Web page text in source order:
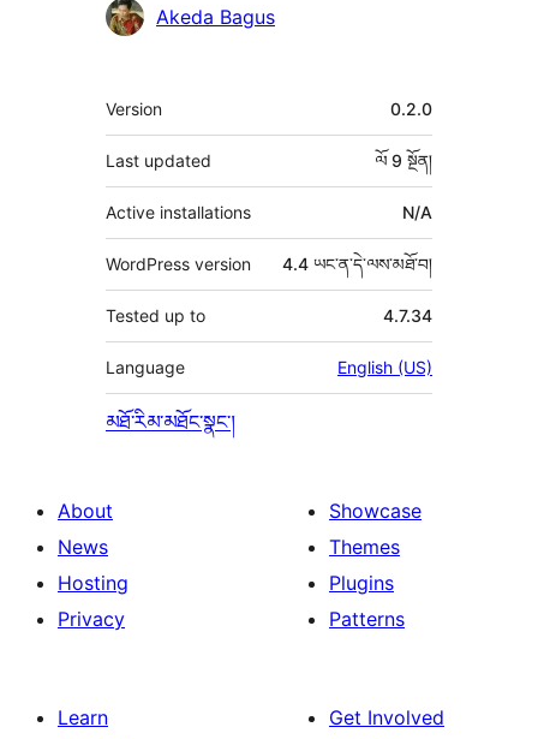
བྱས་
མཁན།
Akeda Bagus
ཟུར་
བརྗོད།
Version 0.2.0
Last updated ལོ 9 སྔོན།
Active installations N/A
WordPress version 4.4 ཡང་ན་དེ་ལས་མཐོ་བ།
Tested up to 4.7.34
Language English (US)
མཐོ་རིམ་མཐོང་སྣང་།
About
News
Hosting
Privacy
Showcase
Themes
Plugins
Patterns
Learn
Get Involved